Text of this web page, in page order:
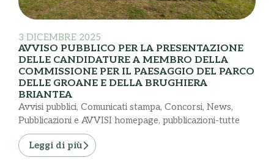
3 DICEMBRE 2025
AVVISO PUBBLICO PER LA PRESENTAZIONE
DELLE CANDIDATURE A MEMBRO DELLA
COMMISSIONE PER IL PAESAGGIO DEL PARCO
DELLE GROANE E DELLA BRUGHIERA
BRIANTEA
Avvisi pubblici, Comunicati stampa, Concorsi, News,
Pubblicazioni e AVVISI homepage, pubblicazioni-tutte
Leggi di più